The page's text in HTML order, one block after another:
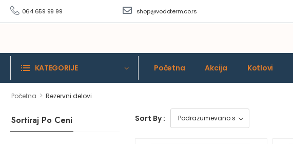
064 659 99 99 shop@vodoterm.co.rs
KATEGORIJE Početna Akcija Kotlovi
Početna > Rezervni delovi
Sortiraj Po Ceni Sort By :